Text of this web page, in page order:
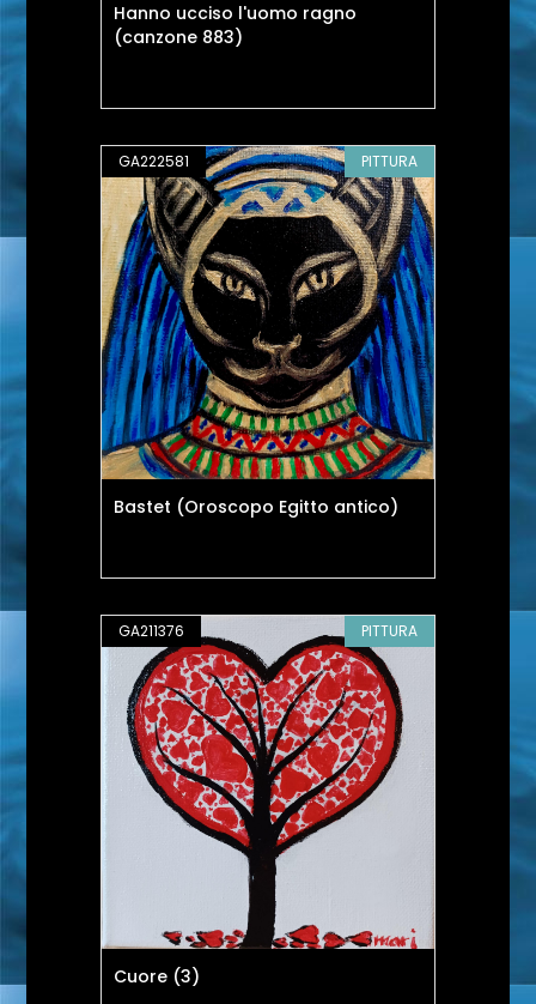
Hanno ucciso l'uomo ragno
(canzone 883)
GA222581 PITTURA
Bastet (Oroscopo Egitto antico)
GA211376 PITTURA
Cuore (3)